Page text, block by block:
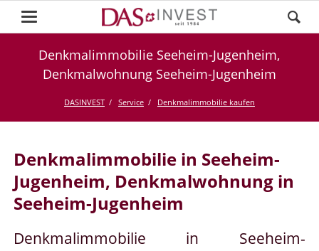
Denkmalimmobilie Seeheim-Jugenheim,
Denkmalwohnung Seeheim-Jugenheim
DASINVEST Service Denkmalimmobilie kaufen
Denkmalimmobilie in Seeheim-
Jugenheim, Denkmalwohnung in
Seeheim-Jugenheim
Denkmalimmobilie in Seeheim-